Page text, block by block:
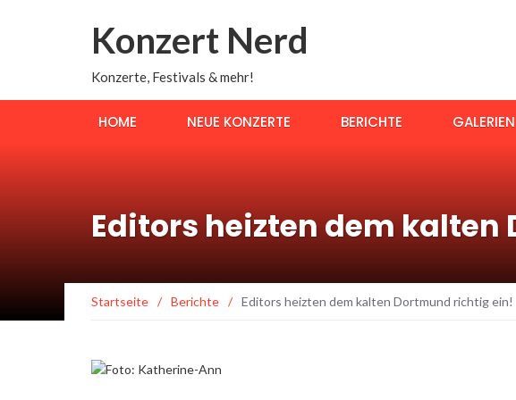
Konzert Nerd
Konzerte, Festivals & mehr!
HOME NEUE KONZERTE BERICHTE GALERIEN
Editors heizten dem
Startseite / Berichte / Editors heizten dem kalten Dortmund richtig ein!